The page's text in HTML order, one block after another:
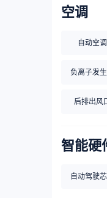
空调
自动空调
负离子发
后排出风
智能硬
自动驾驶